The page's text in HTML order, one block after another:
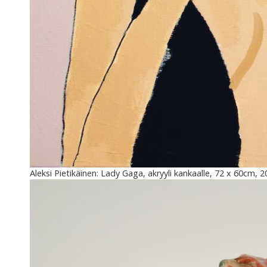
Aleksi Pietikäinen: Lady Gaga, akryyli kankaalle, 72 x 60cm,